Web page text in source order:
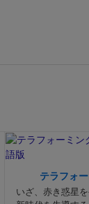
テラフォ
いざ、赤き惑星